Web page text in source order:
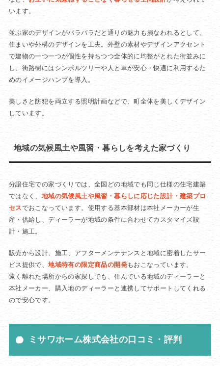
います。
並ぶ家のデザインがバラバラだと通りの魅力も損なわれるとして、
住まいや外構のデザインを工夫。外壁の素材やデザインアクセント
で建物の一つ一つが個性を持ちつつ全体的に均整がとれた街並みに
し、街路樹にはシンボルツリーや人と車が安心・快適に利用するた
めのイメージハンプを導入。
美しさと防犯を両立する照明計画などで、町全体を美しくデザイン
しています。
地域の気候風土や風習・暮らしを考えた家づくり
分譲住宅での家づくりでは、全国どの地域でも同じ仕様の住宅建築
ではなく、 地域の気候風土や風習・暮らしに応じた設計・建築プロ
セスでおこなっています。使用する基本部材は本社メーカーが生
産・供給し、ディーラーが地域の条件に合わせてカスタマイズ設
計・施工。
販売から設計、施工、アフターメンテナンスと地域に密着したサー
ビス提供で、地域特有の限定商品の開発もおこなっています。
遠く離れた場所からの家探しでも、住んでいる地域のディーラーと
本社メーカー、購入地のディーラーと連携してサポートしてくれる
ので安心です。
ミサワホーム株式会社の口コミ・評判